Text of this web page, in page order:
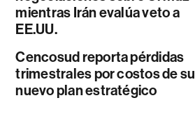
mientras Irán evalúa veto a
EE.UU.
Cencosud reporta pérdidas
trimestrales por costos de su
nuevo plan estratégico